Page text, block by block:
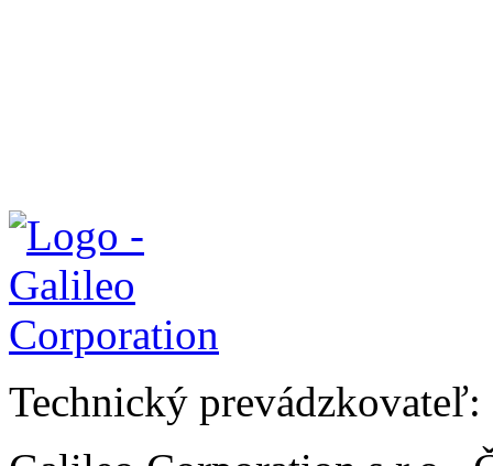
Technický prevádzkovateľ: